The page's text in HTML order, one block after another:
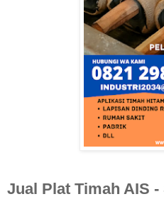
Jual Plat Timah AIS -